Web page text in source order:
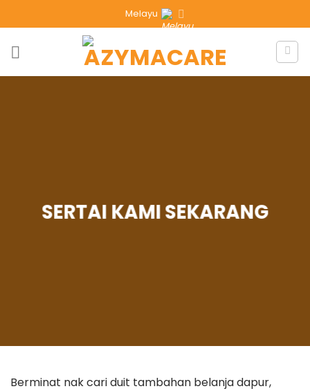
Melayu
SERTAI KAMI SEKARANG
Berminat nak cari duit tambahan belanja dapur,